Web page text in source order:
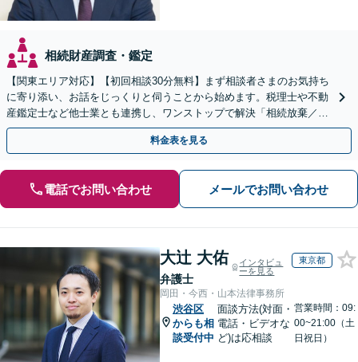
相続財産調査・鑑定
【関東エリア対応】【初回相談30分無料】まず相談者さまのお気持ち
に寄り添い、お話をじっくりと伺うことから始めます。税理士や不動
産鑑定士など他士業とも連携し、ワンストップで解決「相続放棄／遺
言書作成／遺留分侵害額請求／使い込み・寄与分など」
料金表を見る
電話でお問い合わせ メールでお問い合わせ
大辻 大佑
弁護士
インタビュ
ーを見る
東京都
岡田・今西・山本法律事務所
渋谷区
からも相
談受付中
面談方法(対面・
電話・ビデオな
ど)は応相談
営業時間：09:
00~21:00（土
日祝日）